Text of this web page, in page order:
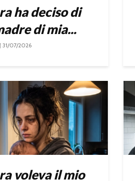
ha deciso di
di mia...
31/07/2026
voleva il mio